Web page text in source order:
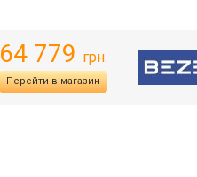
64 779 грн.
Перейти в магазин